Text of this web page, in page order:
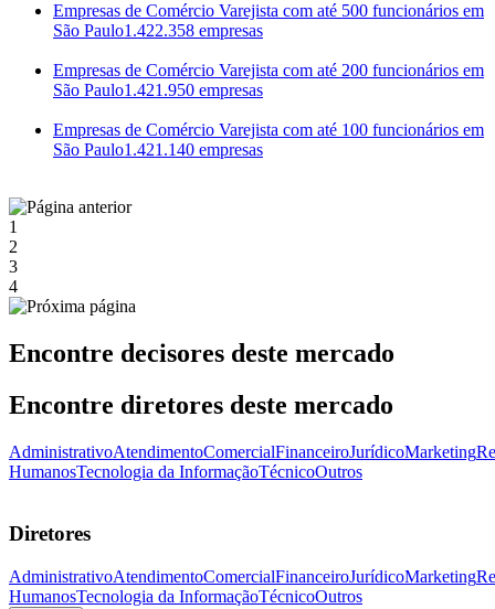
Empresas de Comércio Varejista com até 500 funcionários em
São Paulo1.422.358 empresas
Empresas de Comércio Varejista com até 200 funcionários em
São Paulo1.421.950 empresas
Empresas de Comércio Varejista com até 100 funcionários em
São Paulo1.421.140 empresas
1
2
3
4
Encontre decisores deste mercado
Encontre diretores deste mercado
AdministrativoAtendimentoComercialFinanceiroJurídicoMarketing
HumanosTecnologia da InformaçãoTécnicoOutros
Diretores
AdministrativoAtendimentoComercialFinanceiroJurídicoMarketing
HumanosTecnologia da InformaçãoTécnicoOutros